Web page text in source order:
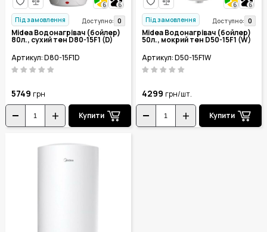
6
6
Під замовлення
Доступно: 0
Midea Водонагрівач (бойлер)
80л., сухий тен D80-15F1 (D)
Артикул: D80-15F1D
5749 грн
Купити
6
6
Під замовлення
Доступно: 0
Midea Водонагрівач (бойлер)
50л., мокрий тен D50-15F1 (W)
Артикул: D50-15F1W
4299 грн/шт.
Купити